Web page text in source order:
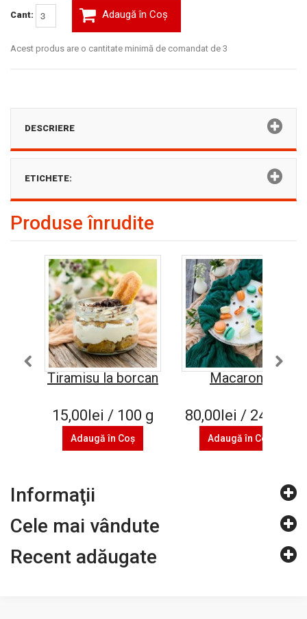
Cant: Adaugă în Coş
Acest produs are o cantitate minimă de comandat de 3
DESCRIERE
ETICHETE:
Produse înrudite
Tiramisu la borcan
15,00lei / 100 g
Adaugă în Coş
Macarons
80,00lei / 24 buc
Adaugă în Coş
Informaţii
Cele mai vândute
Recent adăugate